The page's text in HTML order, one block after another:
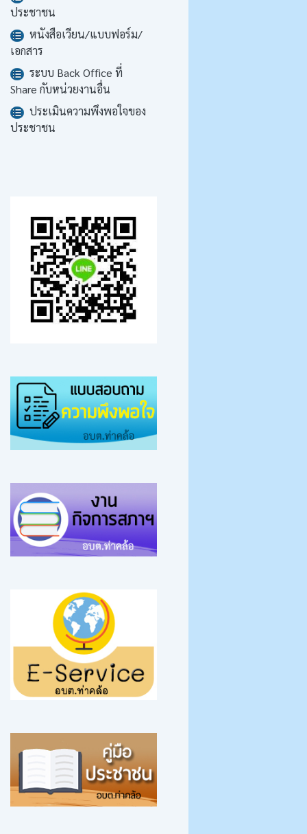
ประชาชน
หนังสือเวียน/แบบฟอร์ม/
เอกสาร
ระบบ Back Office ที่
Share กับหน่วยงานอื่น
ประเมินความพึงพอใจของ
ประชาชน